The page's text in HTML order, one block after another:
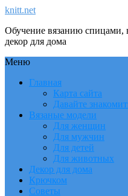
knitt.net
Обучение вязанию спицами,
декор для дома
Меню
Главная
Карта сайта
Давайте
Вязаные модели
Для женщин
Для мужчин
Для детей
Для животных
Декор для дома
Крючком
Советы